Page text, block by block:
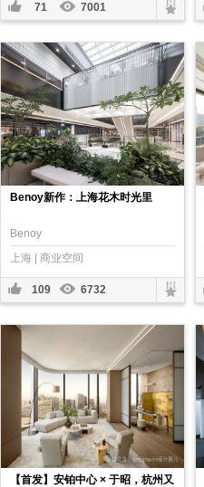
71 7001
Benoy新作：上海花木时光里
Benoy
上海 | 商业空间
109 6732
【首发】安铂中心 × 于昭，杭州又